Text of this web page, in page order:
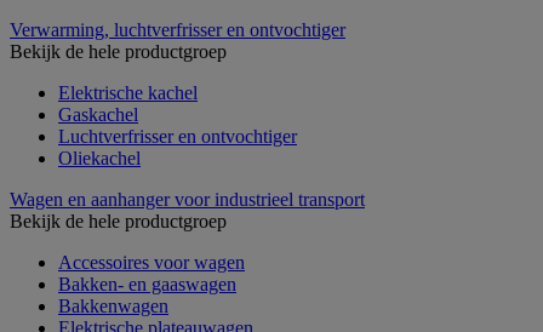
Verwarming, luchtverfrisser en ontvochtiger
Bekijk de hele productgroep
Elektrische kachel
Gaskachel
Luchtverfrisser en ontvochtiger
Oliekachel
Wagen en aanhanger voor industrieel transport
Bekijk de hele productgroep
Accessoires voor wagen
Bakken- en gaaswagen
Bakkenwagen
Elektrische plateauwagen